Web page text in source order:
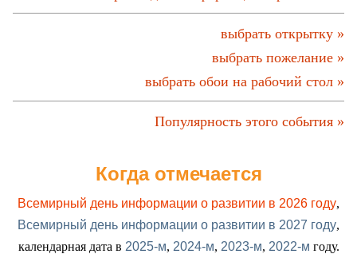
выбрать открытку »
выбрать пожелание »
выбрать обои на рабочий стол »
Популярность этого события »
Когда отмечается
Всемирный день информации о развитии в 2026 году,
Всемирный день информации о развитии в 2027 году,
календарная дата в 2025-м, 2024-м, 2023-м, 2022-м году.